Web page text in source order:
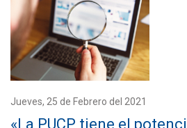
Jueves, 25 de Febrero del 2021
«La PUCP tiene el